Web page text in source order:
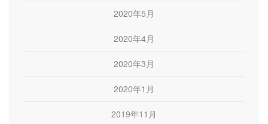
2020年5月
2020年4月
2020年3月
2020年1月
2019年11月